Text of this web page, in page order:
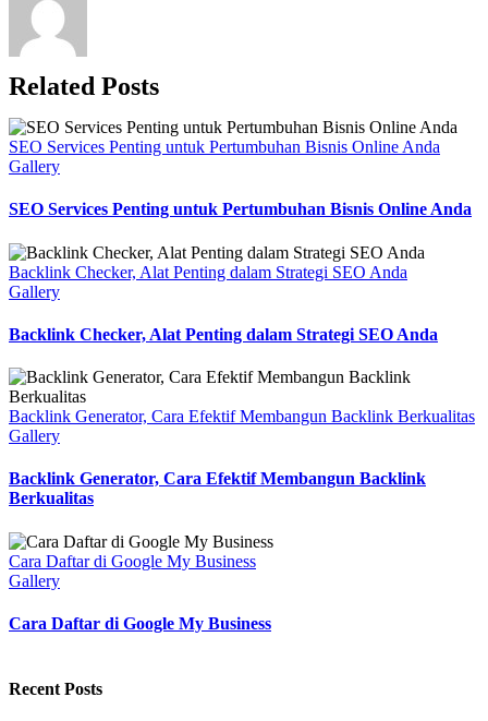
Related Posts
SEO Services Penting untuk Pertumbuhan Bisnis Online Anda
Gallery
SEO Services Penting untuk Pertumbuhan Bisnis Online Anda
Backlink Checker, Alat Penting dalam Strategi SEO Anda
Gallery
Backlink Checker, Alat Penting dalam Strategi SEO Anda
Backlink Generator, Cara Efektif Membangun Backlink Berkualitas
Gallery
Backlink Generator, Cara Efektif Membangun Backlink
Berkualitas
Cara Daftar di Google My Business
Gallery
Cara Daftar di Google My Business
Recent Posts